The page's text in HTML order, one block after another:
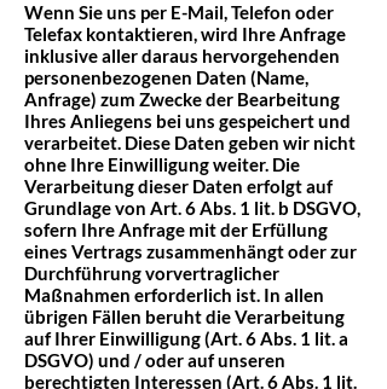
Wenn Sie uns per E-Mail, Telefon oder
Telefax kontaktieren, wird Ihre Anfrage
inklusive aller daraus hervorgehenden
personenbezogenen Daten (Name,
Anfrage) zum Zwecke der Bearbeitung
Ihres Anliegens bei uns gespeichert und
verarbeitet. Diese Daten geben wir nicht
ohne Ihre Einwilligung weiter. Die
Verarbeitung dieser Daten erfolgt auf
Grundlage von Art. 6 Abs. 1 lit. b DSGVO,
sofern Ihre Anfrage mit der Erfüllung
eines Vertrags zusammenhängt oder zur
Durchführung vorvertraglicher
Maßnahmen erforderlich ist. In allen
übrigen Fällen beruht die Verarbeitung
auf Ihrer Einwilligung (Art. 6 Abs. 1 lit. a
DSGVO) und / oder auf unseren
berechtigten Interessen (Art. 6 Abs. 1 lit.